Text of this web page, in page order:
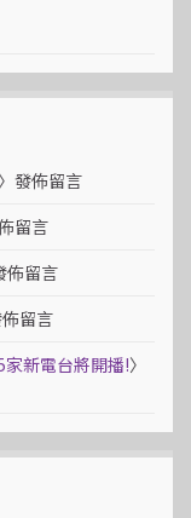
〉發佈留言
留言
佈留言
留言
新電台將開播!〉